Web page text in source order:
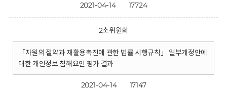
2021-04-14 17724
2소위원회
「자원의 절약과 재활용촉진에 관한 법률 시행규칙」 일부개정안에
대한 개인정보 침해요인 평가 결과
2021-04-14 17147